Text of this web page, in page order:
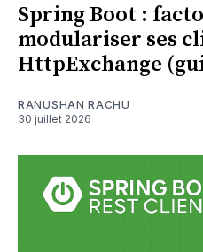
Spring Boot :
modulariser ses
HttpExchange
RANUSHAN RACHU
30 juillet 2026